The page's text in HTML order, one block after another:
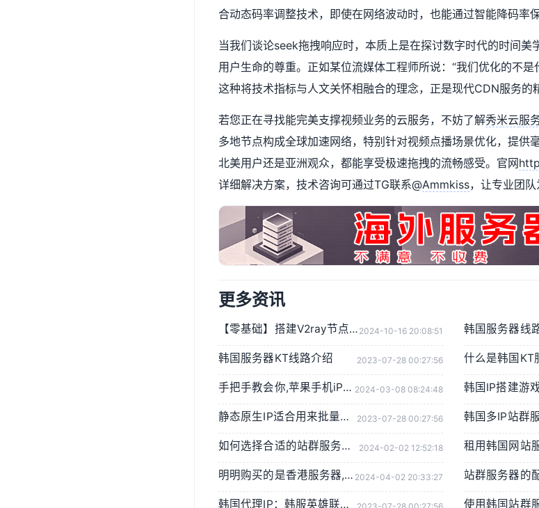
合动态码率调整技术，即使在网络波动时，也能通过智能降码率
当我们谈论seek拖拽响应时，本质上是在探讨数字时代的时间美
用户生命的尊重。正如某位流媒体工程师所说：“我们优化的不
这种将技术指标与人文关怀相融合的理念，正是现代CDN服务的
若您正在寻找能完美支撑视频业务的云服务，不妨了解秀米云服
多地节点构成全球加速网络，特别针对视频点播场景优化，提供
北美用户还是亚洲观众，都能享受极速拖拽的流畅感受。官网
详细解决方案，技术咨询可通过TG联系@Ammkiss，让专业团队
更多资讯
【零基础】搭建V2ray节点，一键搭建X-UI面板，目前最简单、最安全、最稳定的专属节点搭建方法，晚高峰高速稳定，4K秒开的科学上网 2024-10-16 20:08:51
韩国服务器KT线路介绍 2023-07-28 00:27:56
手把手教会你,苹果手机iPhone怎样设置TIKTOK文的运营环境，手把手教你怎样运营海外抖音 服务器购买 2024-03-08 08:24:48
静态原生IP适合用来批量搭建韩服游戏账号吗 2023-07-28 00:27:56
如何选择合适的站群服务器，提高网站的排名和流量 2024-02-02 12:52:18
明明购买的是香港服务器,为什么检测IP属性是归美国?「视频+文案」 2024-04-02 20:33:27
韩国代理IP：韩服英雄联盟的上分保障